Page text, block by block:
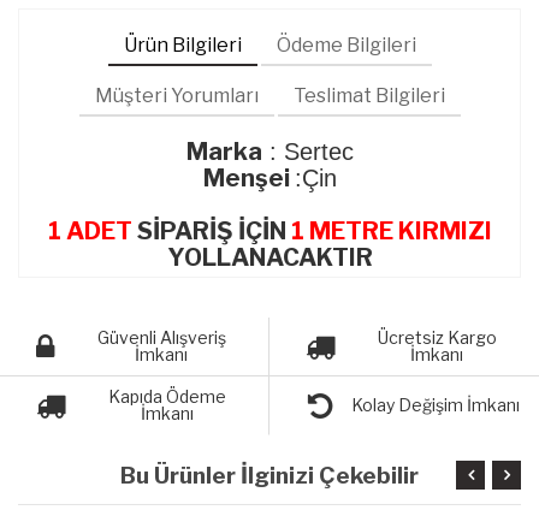
Ürün Bilgileri Ödeme Bilgileri
Müşteri Yorumları Teslimat Bilgileri
Marka : Sertec
Menşei :Çin
1 ADET SİPARİŞ İÇİN 1 METRE KIRMIZI
YOLLANACAKTIR
Güvenli Alışveriş
İmkanı
Ücretsiz Kargo
İmkanı
Kapıda Ödeme
İmkanı
Kolay Değişim İmkanı
Bu Ürünler İlginizi Çekebilir